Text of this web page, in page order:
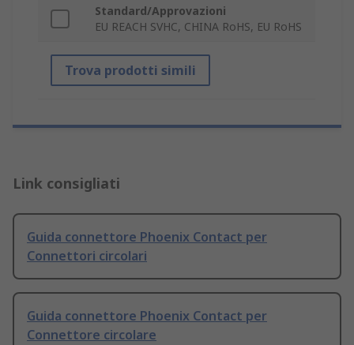
Standard/Approvazioni
EU REACH SVHC, CHINA RoHS, EU RoHS
Trova prodotti simili
Link consigliati
Guida connettore Phoenix Contact per
Connettori circolari
Guida connettore Phoenix Contact per
Connettore circolare